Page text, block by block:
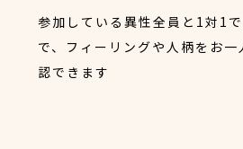
参加している異性全員と1対1
で、フィーリングや人柄をお
認できます